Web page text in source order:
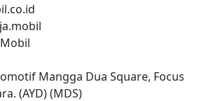
Mangga Dua Square, Focus
(AYD) (MDS)